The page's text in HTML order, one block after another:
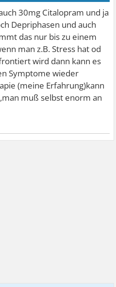
30mg Citalopram und ja
Depriphasen und auch
das nur bis zu einem
man z.B. Stress hat od
wird dann kann es
Symptome wieder
(meine Erfahrung)kann
muß selbst enorm an